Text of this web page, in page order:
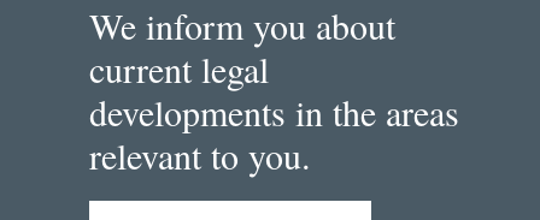
We inform you about
current legal
developments in the areas
relevant to you.